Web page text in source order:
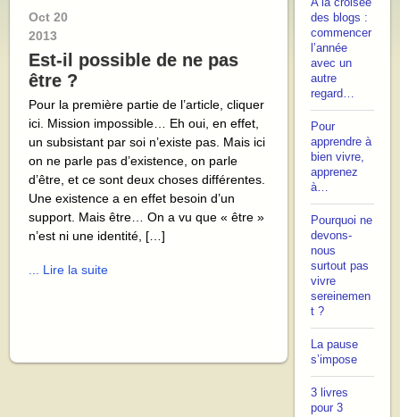
Oct 20
2013
Est-il possible de ne pas
être ?
Pour la première partie de l’article, cliquer
ici. Mission impossible… Eh oui, en effet,
un subsistant par soi n’existe pas. Mais ici
on ne parle pas d’existence, on parle
d’être, et ce sont deux choses différentes.
Une existence a en effet besoin d’un
support. Mais être… On a vu que « être »
n’est ni une identité, […]
... Lire la suite
A la croisée
des blogs :
commencer
l’année
avec un
autre
regard…
Pour
apprendre à
bien vivre,
apprenez
à…
Pourquoi ne
devons-
nous
surtout pas
vivre
sereinemen
t ?
La pause
s’impose
3 livres
pour 3